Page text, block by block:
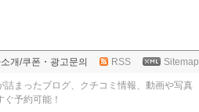
개/쿠폰・광고문의 RSS Sitemap
詰まったブログ、クチコミ情報、動画や写真
予約可能！